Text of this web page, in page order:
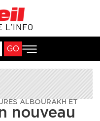
L’INFO
GO
ALBOURAKH ET
nouveau